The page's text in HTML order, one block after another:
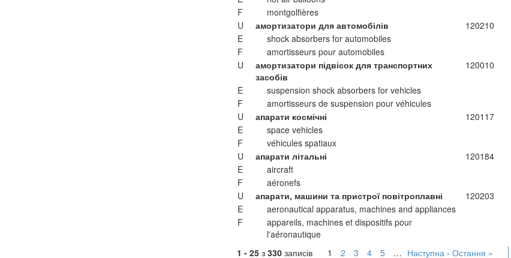
F
montgolfières
U
амортизатори для автомобілів
120210
E
shock absorbers for automobiles
F
amortisseurs pour automobiles
U
амортизатори підвісок для транспортних
засобів
120010
E
suspension shock absorbers for vehicles
F
amortisseurs de suspension pour véhicules
U
апарати космічні
120117
E
space vehicles
F
véhicules spatiaux
U
апарати літальні
120184
E
aircraft
F
aéronefs
U
апарати, машини та пристрої повітроплавні
120203
E
aeronautical apparatus, machines and appliances
F
appareils, machines et dispositifs pour
l'aéronautique
1 - 25з 330записів 1 2 3 4 5 … Наступна › Остання »